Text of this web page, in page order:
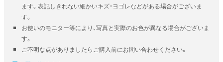
ます。表記しきれない細かいキズ・ヨゴレなどがある場合がございま
す。
お使いのモニター等により、写真と実際のお色が異なる場合がございま
す。
ご不明な点がありましたらご購入前にお問い合わせください。